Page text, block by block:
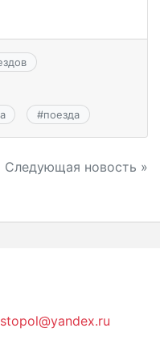
#поезда
Следующая новость »